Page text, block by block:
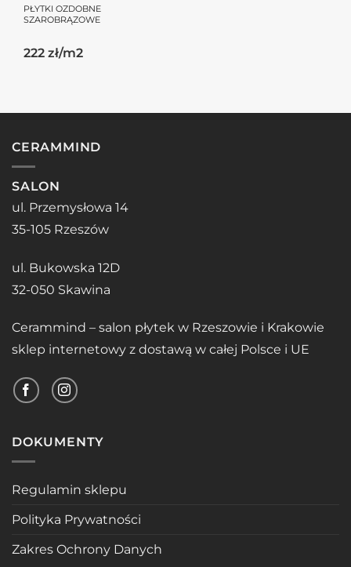
PŁYTKI OZDOBNE
SZAROBRĄZOWE
222 zł/m2
CERAMMIND
SALON
ul. Przemysłowa 14
35-105 Rzeszów
ul. Bukowska 12D
32-050 Skawina
Cerammind – salon płytek w Rzeszowie i Krakowie
sklep internetowy z dostawą w całej Polsce i UE
DOKUMENTY
Regulamin sklepu
Polityka Prywatności
Zakres Ochrony Danych